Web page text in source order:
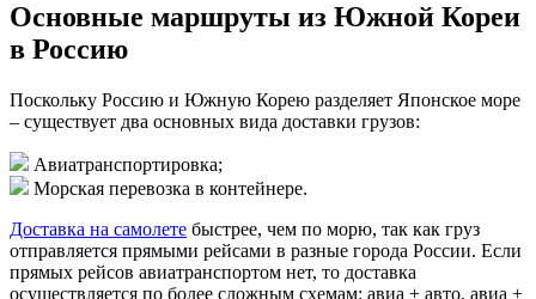
Основные маршруты из Южной Кореи
в Россию
Поскольку Россию и Южную Корею разделяет Японское море
– существует два основных вида доставки грузов:
Авиатранспортировка;
Морская перевозка в контейнере.
Доставка на самолете быстрее, чем по морю, так как груз
отправляется прямыми рейсами в разные города России. Если
прямых рейсов авиатранспортом нет, то доставка
осуществляется по более сложным схемам: авиа + авто, авиа +